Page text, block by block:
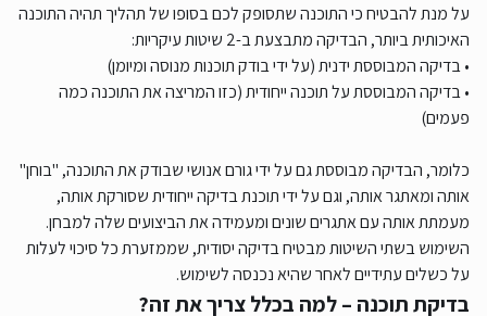
על מנת להבטיח כי התוכנה שתסופק לכם בסופו של תהליך תהיה התוכנה
האיכותית ביותר, הבדיקה מתבצעת ב-2 שיטות עיקריות:
• בדיקה המבוססת ידנית (על ידי בודק תוכנות מנוסה ומיומן)
• בדיקה המבוססת על תוכנה ייחודית (כזו המריצה את התוכנה כמה
פעמים)
כלומר, הבדיקה מבוססת גם על ידי גורם אנושי שבודק את התוכנה, "בוחן"
אותה ומאתגר אותה, וגם על ידי תוכנת בדיקה ייחודית שסורקת אותה,
מעמתת אותה עם אתגרים שונים ומעמידה את הביצועים שלה למבחן.
השימוש בשתי השיטות מבטיח בדיקה יסודית, שממזערת כל סיכוי לעלות
על כשלים עתידיים לאחר שהיא נכנסה לשימוש.
בדיקת תוכנה – למה בכלל צריך את זה?